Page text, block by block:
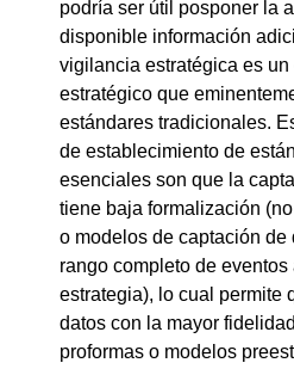
podría ser útil posponer la
disponible información
vigilancia estratégica es un
estratégico que
estándares tradicionales.
de establecimiento de
esenciales son que la
tiene baja formalización
o modelos de captación de
rango completo de
estrategia), lo cual permite
datos con la mayor
proformas o modelos